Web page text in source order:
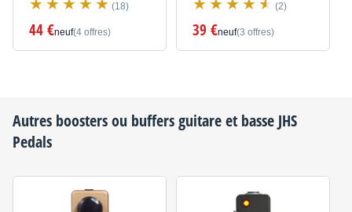
(18)
44 €neuf(4 offres)
(2)
39 €neuf(3 offres)
Autres boosters ou buffers guitare et basse JHS
Pedals